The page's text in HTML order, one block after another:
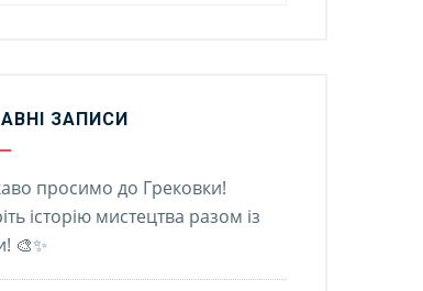
ЗАПИСИ
просимо до Грековки!
історію мистецтва разом із
🎨✨